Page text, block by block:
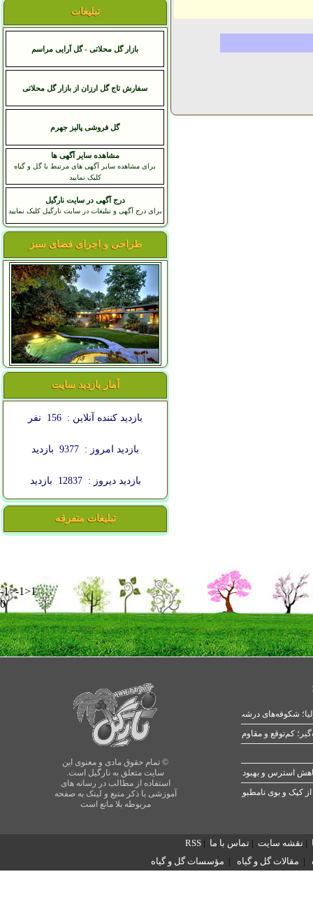
تبلیغات
بازار گل محلاتی - گل آرایی مراسم
سفارش تاج گل ارزان از بازار گل محلاتی
گل فروشی پالیز جهرم
مشاهده سایر آگهی ها
برای مشاهده سایر آگهی های مرتبط با گل و گیاه
کلیک نمایید
درج آگهی در سایت نارگیل
برای درج آگهی و تبلیغات در سایت نارگیل کلیک نمایید
طراحی و اجرای فضای سبز
آمار بازدید سایت
بازدید کننده آنلاین : 156 نفر
بازدید امروز : 9377 بازدید
بازدید دیروز : 12837 بازدید
تبلیغات متفرقه
-1>-1>1
0
© تمام حقوق مادی و معنوی این
سایت متعلق به نارگیل است.
استفاده از مطالب در رسانه های
آموزشی با ذکر منبع و لینک به صفحه
مربوطه بلا مانع است
شکوفه‌های درشت در بهار
کپک و بوی نامطبوع
| نقشه سایت | تماس با ما |
RSS
| مقالات گل و گیاه | مؤسسات گل و گیاه